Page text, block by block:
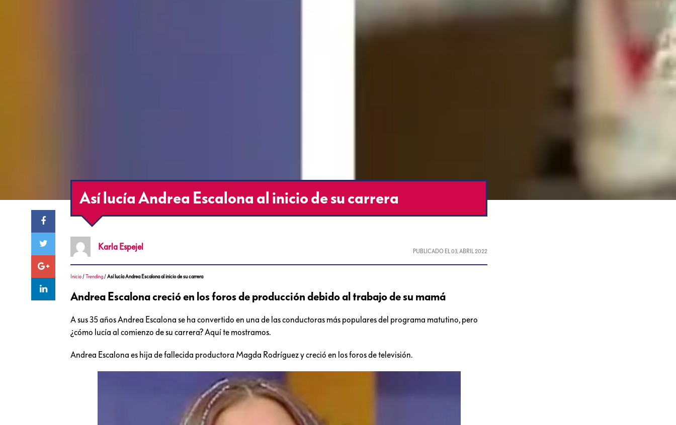
Así lucía Andrea Escalona al inicio de su carrera
Karla Espejel PUBLICADO EL03, ABRIL 2022
Inicio /Trending /Así lucía Andrea Escalona al inicio de su carrera
Andrea Escalona creció en los foros de producción debido al trabajo de su mamá
A sus 35 años Andrea Escalona se ha convertido en una de las conductoras más populares del programa matutino, pero
¿cómo lucía al comienzo de su carrera? Aquí te mostramos.
Andrea Escalona es hija de fallecida productora Magda Rodríguez y creció en los foros de televisión.